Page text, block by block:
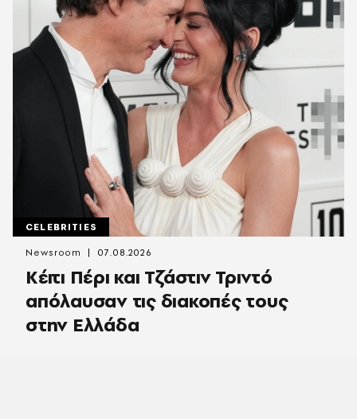
CELEBRITIES
Κέιτι Πέρι και Τζάστιν Τριντό
απόλαυσαν τις διακοπές τους
στην Ελλάδα
Newsroom 07.08.2026